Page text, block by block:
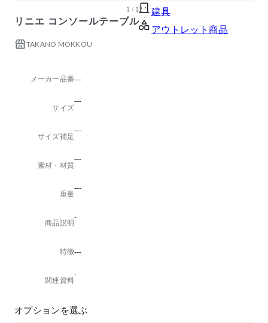
建具
アウトレット商品
1 / 12
リニエ コンソールテーブル
TAKANO MOKKOU
メーカー品番---
サイズ
---
サイズ補足
---
素材・材質
---
重量
---
商品説明
-
特徴---
関連資料
-
オプションを選ぶ